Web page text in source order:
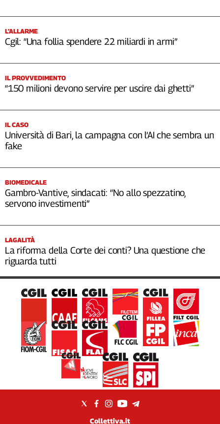
L’ALLARME
Cgil: “Una follia spendere 22 miliardi in armi”
IL PROVVEDIMENTO
“150 milioni devono servire per uscire dai ghetti”
IL CASO
Università di Bari, la campagna con l’AI che sembra un
fake
BIOMEDICALE
Gambro-Vantive, sindacati: “No allo spezzatino,
servono investimenti”
LAGALITÀ
La riforma della Corte dei conti? Una questione che
riguarda tutti
Collettiva.it